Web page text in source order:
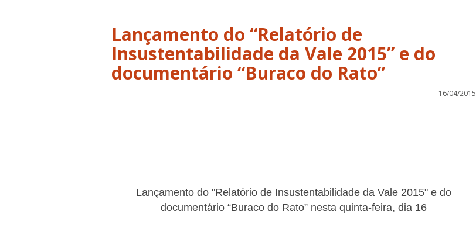
Lançamento do “Relatório de
Insustentabilidade da Vale 2015” e do
documentário “Buraco do Rato”
16/04/2015
Lançamento do "Relatório de Insustentabilidade da Vale 2015" e do
documentário “Buraco do Rato” nesta quinta-feira, dia 16